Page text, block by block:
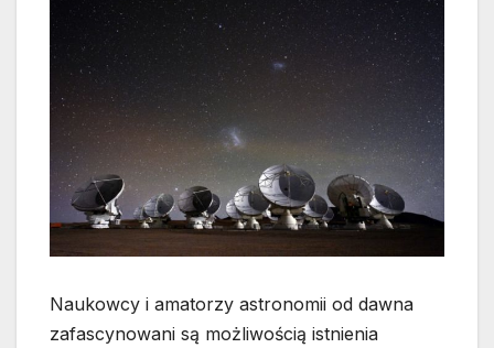
Naukowcy i amatorzy astronomii od dawna
zafascynowani są możliwością istnienia